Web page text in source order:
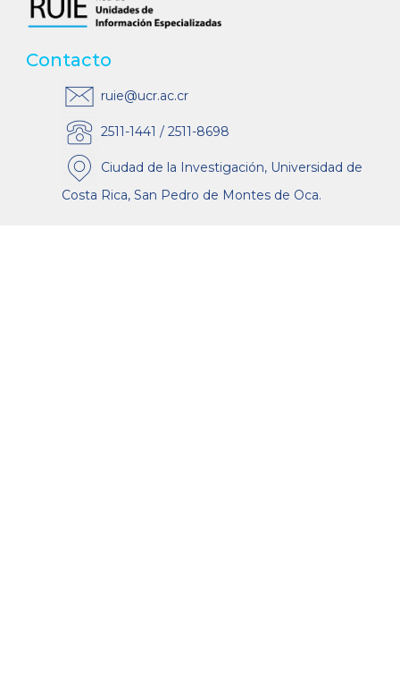
Contacto
ruie@ucr.ac.cr
2511-1441 / 2511-8698
Ciudad de la Investigación, Universidad de
Costa Rica, San Pedro de Montes de Oca.